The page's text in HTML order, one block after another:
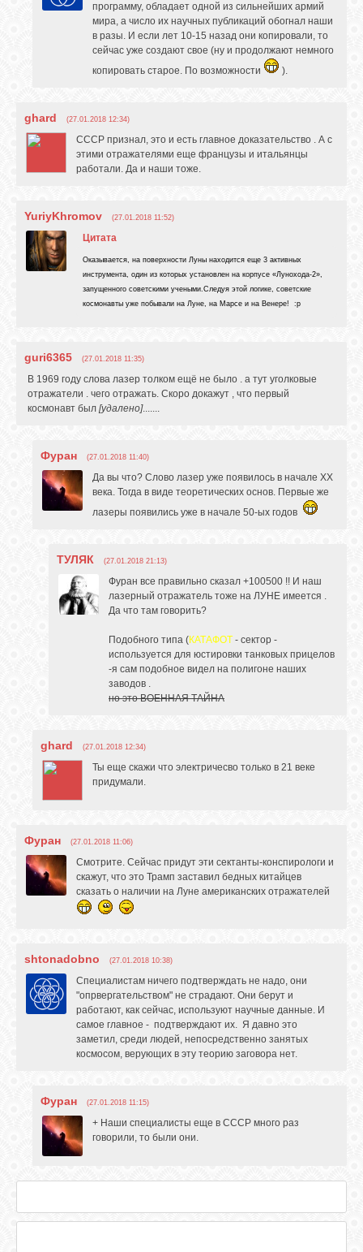
программу, обладает одной из сильнейших армий
мира, а число их научных публикаций обогнал наши
в разы. И если лет 10-15 назад они копировали, то
сейчас уже создают свое (ну и продолжают немного
копировать старое. По возможности
).
ghard (27.01.2018 12:34)
СССР признал, это и есть главное доказательство . А с
этими отражателями еще французы и итальянцы
работали. Да и наши тоже.
YuriyKhromov (27.01.2018 11:52)
Цитата
Оказывается, на поверхности Луны находится еще 3 активных
инструмента, один из которых установлен на корпусе «Лунохода-2»,
запущенного советскими учеными.Следуя этой логике, советские
космонавты уже побывали на Луне, на Марсе и на Венере! :p
guri6365 (27.01.2018 11:35)
В 1969 году слова лазер толком ещё не было . а тут уголковые
отражатели . чего отражать. Скоро докажут , что первый
космонавт был [удалено].......
Фуран (27.01.2018 11:40)
Да вы что? Слово лазер уже появилось в начале ХХ
века. Тогда в виде теоретических основ. Первые же
лазеры появились уже в начале 50-ых годов
ТУЛЯК (27.01.2018 21:13)
Фуран все правильно сказал +100500 !! И наш
лазерный отражатель тоже на ЛУНЕ имеется .
Да что там говорить?
Подобного типа (КАТАФОТ - сектор -
используется для юстировки танковых прицелов
-я сам подобное видел на полигоне наших
заводов .
но это ВОЕННАЯ ТАЙНА
ghard (27.01.2018 12:34)
Ты еще скажи что электричесво только в 21 веке
придумали.
Фуран (27.01.2018 11:06)
Смотрите. Сейчас придут эти сектанты-конспирологи и
скажут, что это Трамп заставил бедных китайцев
сказать о наличии на Луне американских отражателей
shtonadobno (27.01.2018 10:38)
Специалистам ничего подтверждать не надо, они
"опрвергательством" не страдают. Они берут и
работают, как сейчас, используют научные данные. И
самое главное - подтверждают их. Я давно это
заметил, среди людей, непосредственно занятых
космосом, верующих в эту теорию заговора нет.
Фуран (27.01.2018 11:15)
+ Наши специалисты еще в СССР много раз
говорили, то были они.